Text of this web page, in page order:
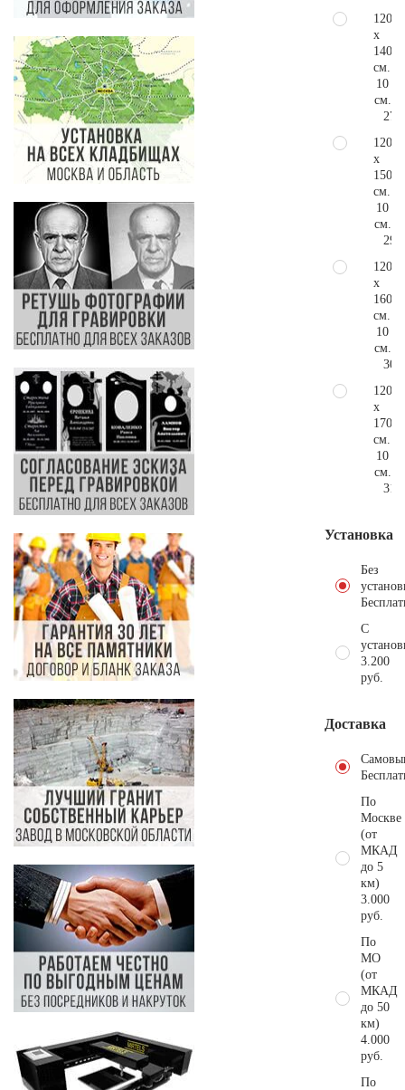
120
x
140
см.
10
см.
120
x
150
см.
10
см.
120
x
160
см.
10
см.
120
x
170
см.
10
см.
Установка
Без
С
3.200
руб.
Доставка
По
Москве
(от
МКАД
до 5
км)
3.000
руб.
По
МО
(от
МКАД
до 50
км)
4.000
руб.
По